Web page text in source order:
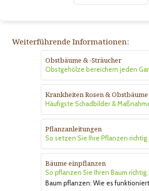
Weiterführende Informationen:
Obstbäume & -Sträucher
Obstgehölze bereichern jeden
Krankheiten Rosen & Obstbäume
Häufigste Schadbilder &
Pflanzanleitungen
So setzen Sie Ihre Pflanzen richtig
Bäume einpflanzen
So pflanzen Sie Ihren Baum richtig.
Baum pflanzen: Wie es